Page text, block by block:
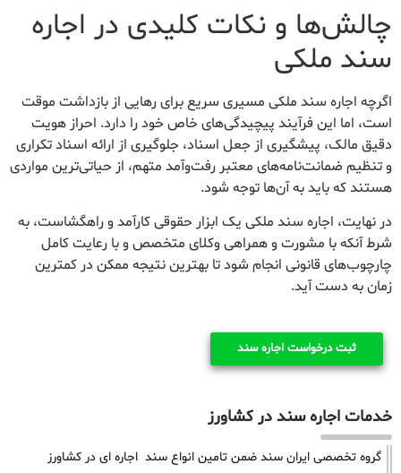
چالش‌ها و نکات کلیدی در اجاره
سند ملکی
اگرچه اجاره سند ملکی مسیری سریع برای رهایی از بازداشت موقت
است، اما این فرآیند پیچیدگی‌های خاص خود را دارد. احراز هویت
دقیق مالک، پیشگیری از جعل اسناد، جلوگیری از ارائه اسناد تکراری
و تنظیم ضمانت‌نامه‌های معتبر رفت‌وآمد متهم، از حیاتی‌ترین مواردی
هستند که باید به آن‌ها توجه شود.
در نهایت، اجاره سند ملکی یک ابزار حقوقی کارآمد و راهگشاست، به
شرط آنکه با مشورت و همراهی وکلای متخصص و با رعایت کامل
چارچوب‌های قانونی انجام شود تا بهترین نتیجه ممکن در کمترین
زمان به دست آید.
ثبت درخواست اجاره سند
خدمات اجاره سند در کشاورز
گروه تخصصی ایران سند ضمن تامین انواع سند اجاره ای در کشاورز